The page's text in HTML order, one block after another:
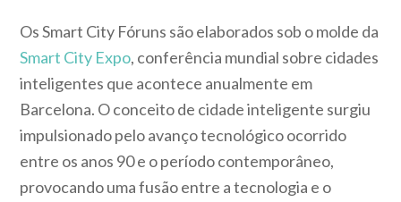
Os Smart City Fóruns são elaborados sob o molde da
Smart City Expo, conferência mundial sobre cidades
inteligentes que acontece anualmente em
Barcelona. O conceito de cidade inteligente surgiu
impulsionado pelo avanço tecnológico ocorrido
entre os anos 90 e o período contemporâneo,
provocando uma fusão entre a tecnologia e o